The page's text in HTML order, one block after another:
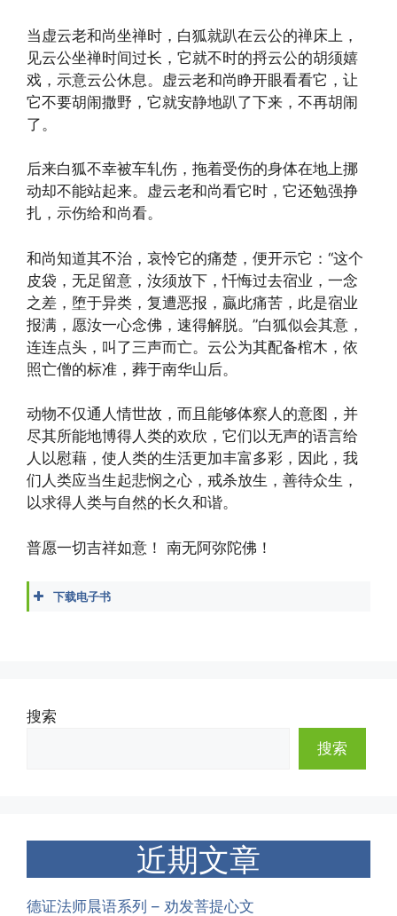
当虚云老和尚坐禅时，白狐就趴在云公的禅床上，
见云公坐禅时间过长，它就不时的捋云公的胡须嬉
戏，示意云公休息。虚云老和尚睁开眼看看它，让
它不要胡闹撒野，它就安静地趴了下来，不再胡闹
了。
后来白狐不幸被车轧伤，拖着受伤的身体在地上挪
动却不能站起来。虚云老和尚看它时，它还勉强挣
扎，示伤给和尚看。
和尚知道其不治，哀怜它的痛楚，便开示它：“这个
皮袋，无足留意，汝须放下，忏悔过去宿业，一念
之差，堕于异类，复遭恶报，贏此痛苦，此是宿业
报满，愿汝一心念佛，速得解脱。”白狐似会其意，
连连点头，叫了三声而亡。云公为其配备棺木，依
照亡僧的标准，葬于南华山后。
动物不仅通人情世故，而且能够体察人的意图，并
尽其所能地博得人类的欢欣，它们以无声的语言给
人以慰藉，使人类的生活更加丰富多彩，因此，我
们人类应当生起悲悯之心，戒杀放生，善待众生，
以求得人类与自然的长久和谐。
普愿一切吉祥如意！ 南无阿弥陀佛！
下载电子书
搜索
搜索
近期文章
德证法师晨语系列 – 劝发菩提心文